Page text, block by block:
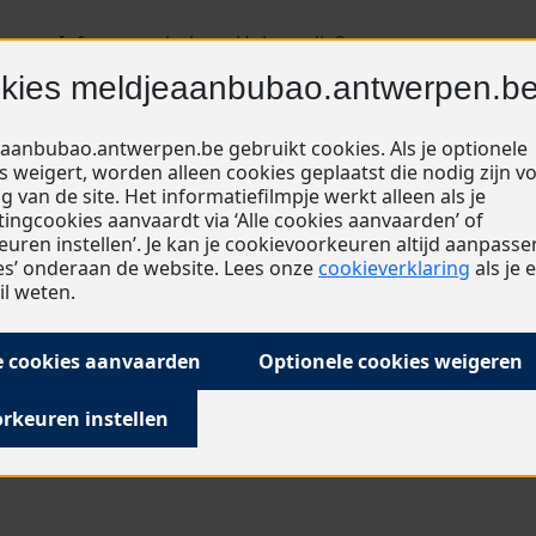
Info over scholen Hulp nodig?
kleuter- en lager
hoe het hele
toont waar we nu in de jaarlijkse aanmelding zitten.
.
over de wachtlijsten voor dit schooljaar: 2025-
gebruikt cookies. Als je optionele
weigert, worden alleen cookies geplaatst die nodig zijn
van de site. Het informatiefilmpje werkt alleen als je
aanvaardt via ‘Alle cookies aanvaarden’ of
instellen’. Je kan je cookievoorkeuren altijd
onderaan de website. Lees onzecookieverklaring als je
weten.
cookies aanvaarden Optionele cookies weigeren
instellen